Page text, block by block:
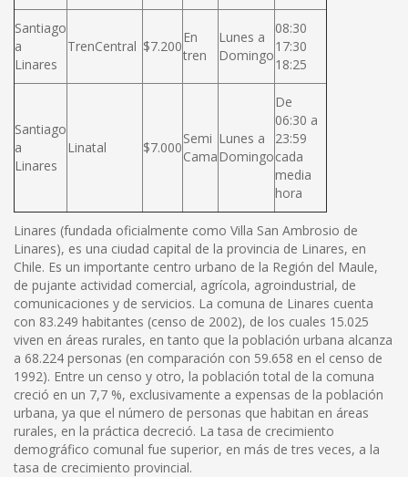
Santiago
a
Linares
TrenCentral $7.200
En
tren
Lunes a
Domingo
08:30
17:30
18:25
Santiago
a
Linares
Linatal $7.000
Semi
Cama
Lunes a
Domingo
De
06:30 a
23:59
cada
media
hora
Linares (fundada oficialmente como Villa San Ambrosio de
Linares), es una ciudad capital de la provincia de Linares, en
Chile. Es un importante centro urbano de la Región del Maule,
de pujante actividad comercial, agrícola, agroindustrial, de
comunicaciones y de servicios. La comuna de Linares cuenta
con 83.249 habitantes (censo de 2002), de los cuales 15.025
viven en áreas rurales, en tanto que la población urbana alcanza
a 68.224 personas (en comparación con 59.658 en el censo de
1992). Entre un censo y otro, la población total de la comuna
creció en un 7,7 %, exclusivamente a expensas de la población
urbana, ya que el número de personas que habitan en áreas
rurales, en la práctica decreció. La tasa de crecimiento
demográfico comunal fue superior, en más de tres veces, a la
tasa de crecimiento provincial.